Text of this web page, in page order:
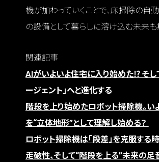
機が加わっていくことで、床掃除の自
の設備として暮らしに溶け込む未来も
関連記事
AIがいよいよ住宅に入り始めた⁉ そし
ージェント」へと進化する
階段を上り始めたロボット掃除機。い
を“立体地形”として理解し始める？
ロボット掃除機は「段差」を克服する
走破性、そして“階段を上る”未来の足